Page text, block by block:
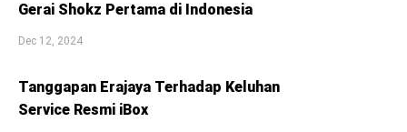
Gerai Shokz Pertama di Indonesia
Dec 12, 2024
Tanggapan Erajaya Terhadap Keluhan
Service Resmi iBox